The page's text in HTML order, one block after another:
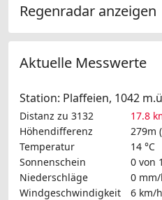
Regenradar anzeigen
Aktuelle Messwerte
Station: Plaffeien, 1042
Distanz zu 3132
17.8
Höhendifferenz
279m
Temperatur
14 °C
Sonnenschein
0 von
Niederschläge
0
Windgeschwindigkeit
6 km/h